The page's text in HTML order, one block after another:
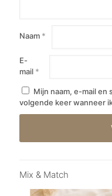
Naam *
E-
mail *
Mijn naam, e-mail en
volgende keer wanneer
Mix & Match